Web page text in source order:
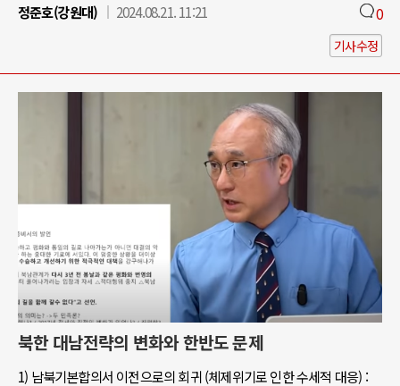
정준호(강원대)
2024.08.21. 11:21 0
기사수정
북한 대남전략의 변화와 한반도 문제
1) 남북기본합의서 이전으로의 회귀 (체제위기로 인한 수세적 대응) :